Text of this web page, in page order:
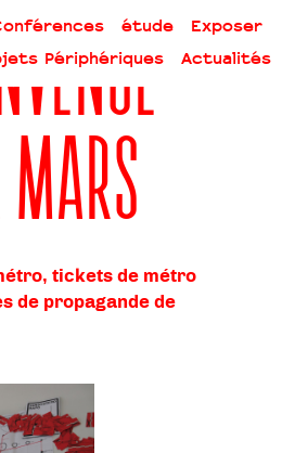
tickets de métro
de propagande de
étude
Exposer
Périphériques Actualités